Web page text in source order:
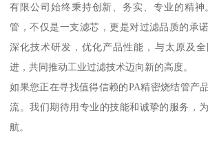
有限公司始终秉持创新、务实、专业的精神
管，不仅是一支滤芯，更是对过滤品质的承
深化技术研发，优化产品性能，与太原及
进，共同推动工业过滤技术迈向新的高度。
如果您正在寻找值得信赖的PA精密烧结管产
流。我们期待用专业的技能和诚挚的服务，
航。